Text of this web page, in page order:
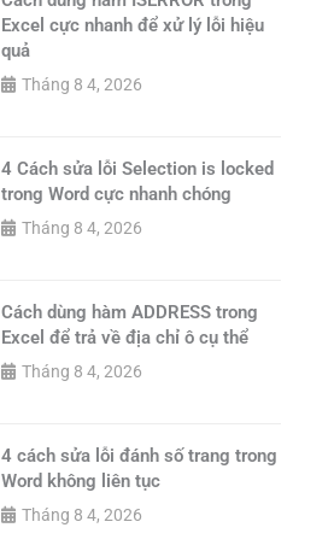
Excel cực nhanh để xử lý lỗi hiệu
quả
Tháng 8 4, 2026
4 Cách sửa lỗi Selection is locked
trong Word cực nhanh chóng
Tháng 8 4, 2026
Cách dùng hàm ADDRESS trong
Excel để trả về địa chỉ ô cụ thể
Tháng 8 4, 2026
4 cách sửa lỗi đánh số trang trong
Word không liên tục
Tháng 8 4, 2026